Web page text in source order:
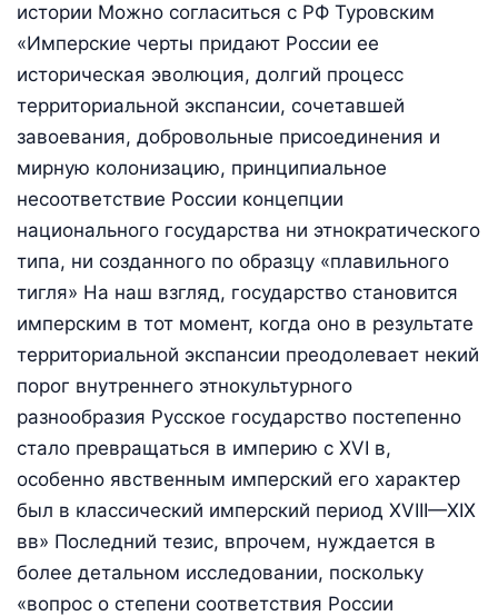
истории Можно согласиться с РФ Туровским
«Имперские черты придают России ее
историческая эволюция, долгий процесс
территориальной экспансии, сочетавшей
завоевания, добровольные присоединения и
мирную колонизацию, принципиальное
несоответствие России концепции
национального государства ни этнократического
типа, ни созданного по образцу «плавильного
тигля» На наш взгляд, государство становится
имперским в тот момент, когда оно в результате
территориальной экспансии преодолевает некий
порог внутреннего этнокультурного
разнообразия Русское государство постепенно
стало превращаться в империю с XVI в,
особенно явственным имперский его характер
был в классический имперский период XVIII—XIX
вв» Последний тезис, впрочем, нуждается в
более детальном исследовании, поскольку
«вопрос о степени соответствия России